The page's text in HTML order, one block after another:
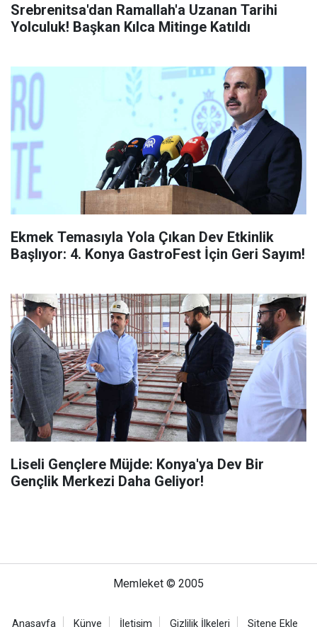
Srebrenitsa'dan Ramallah'a Uzanan Tarihi
Yolculuk! Başkan Kılca Mitinge Katıldı
Ekmek Temasıyla Yola Çıkan Dev Etkinlik
Başlıyor: 4. Konya GastroFest İçin Geri Sayım!
Liseli Gençlere Müjde: Konya'ya Dev Bir
Gençlik Merkezi Daha Geliyor!
Memleket © 2005
Anasayfa Künye İletişim Gizlilik İlkeleri Sitene Ekle